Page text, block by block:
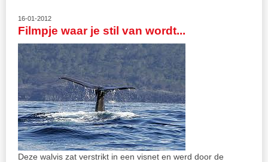
16-01-2012
Filmpje waar je stil van wordt...
Deze walvis zat verstrikt in een visnet en werd door de